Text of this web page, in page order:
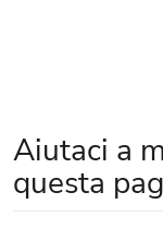
Aiutaci a
questa